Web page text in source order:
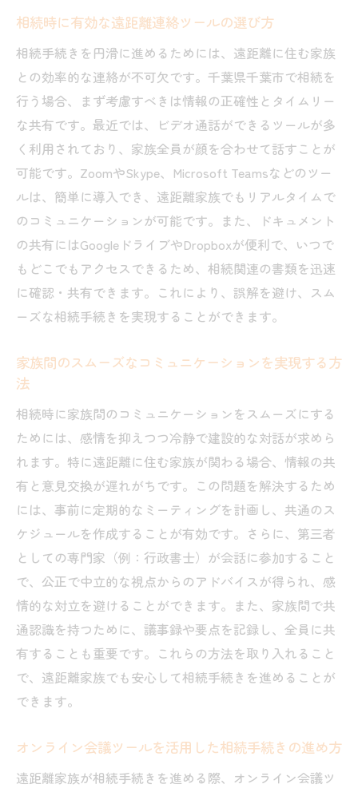
相続時に有効な遠距離連絡ツールの選び方
相続手続きを円滑に進めるためには、遠距離に住む家族
との効率的な連絡が不可欠です。千葉県千葉市で相続を
行う場合、まず考慮すべきは情報の正確性とタイムリー
な共有です。最近では、ビデオ通話ができるツールが多
く利用されており、家族全員が顔を合わせて話すことが
可能です。ZoomやSkype、Microsoft Teamsなどのツー
ルは、簡単に導入でき、遠距離家族でもリアルタイムで
のコミュニケーションが可能です。また、ドキュメント
の共有にはGoogleドライブやDropboxが便利で、いつで
もどこでもアクセスできるため、相続関連の書類を迅速
に確認・共有できます。これにより、誤解を避け、スム
ーズな相続手続きを実現することができます。
家族間のスムーズなコミュニケーションを実現する方
法
相続時に家族間のコミュニケーションをスムーズにする
ためには、感情を抑えつつ冷静で建設的な対話が求めら
れます。特に遠距離に住む家族が関わる場合、情報の共
有と意見交換が遅れがちです。この問題を解決するため
には、事前に定期的なミーティングを計画し、共通のス
ケジュールを作成することが有効です。さらに、第三者
としての専門家（例：行政書士）が会話に参加すること
で、公正で中立的な視点からのアドバイスが得られ、感
情的な対立を避けることができます。また、家族間で共
通認識を持つために、議事録や要点を記録し、全員に共
有することも重要です。これらの方法を取り入れること
で、遠距離家族でも安心して相続手続きを進めることが
できます。
オンライン会議ツールを活用した相続手続きの進め方
遠距離家族が相続手続きを進める際、オンライン会議ツ